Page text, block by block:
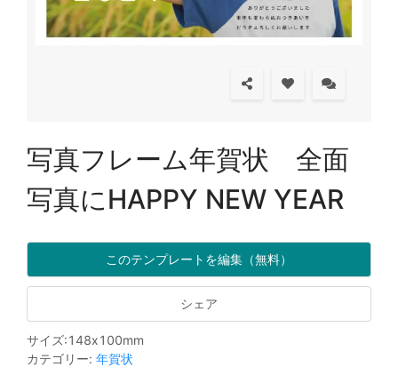
写真フレーム年賀状 全面
写真にHAPPY NEW YEAR
このテンプレートを編集（無料）
シェア
サイズ:148x100mm
カテゴリー: 年賀状